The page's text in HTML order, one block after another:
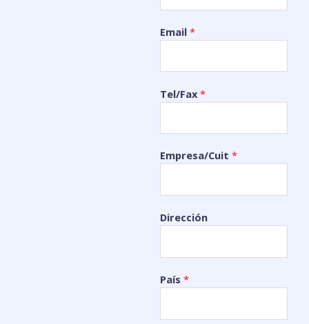
Email*
Tel/Fax*
Empresa/Cuit*
Dirección
País*